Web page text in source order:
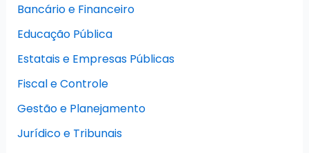
Bancário e Financeiro
Educação Pública
Estatais e Empresas Públicas
Fiscal e Controle
Gestão e Planejamento
Jurídico e Tribunais